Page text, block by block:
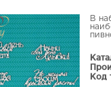
В
Код